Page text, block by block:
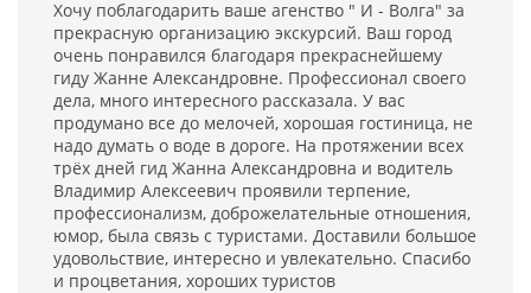
Хочу поблагодарить ваше агенство " И - Волга" за
прекрасную организацию экскурсий. Ваш город
очень понравился благодаря прекраснейшему
гиду Жанне Александровне. Профессионал своего
дела, много интересного рассказала. У вас
продумано все до мелочей, хорошая гостиница, не
надо думать о воде в дороге. На протяжении всех
трёх дней гид Жанна Александровна и водитель
Владимир Алексеевич проявили терпение,
профессионализм, доброжелательные отношения,
юмор, была связь с туристами. Доставили большое
удовольствие, интересно и увлекательно. Спасибо
и процветания, хороших туристов